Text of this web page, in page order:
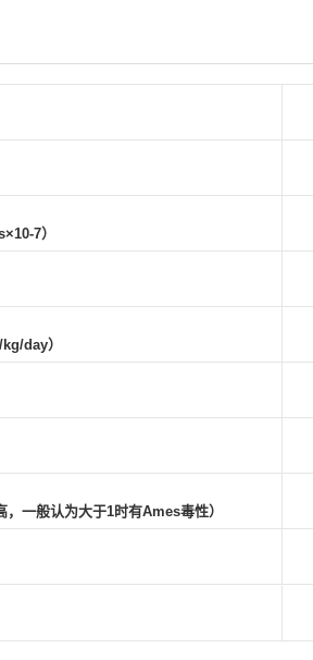
7）
day）
一般认为大于1时有Ames毒性）